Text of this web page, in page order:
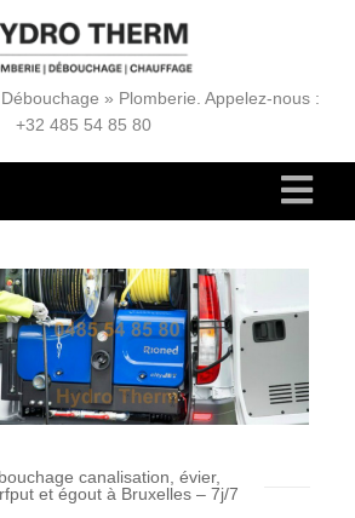
» Plomberie. Appelez-nous :
+32 485 54 85 80
canalisation, évier,
et égout à Bruxelles – 7j/7